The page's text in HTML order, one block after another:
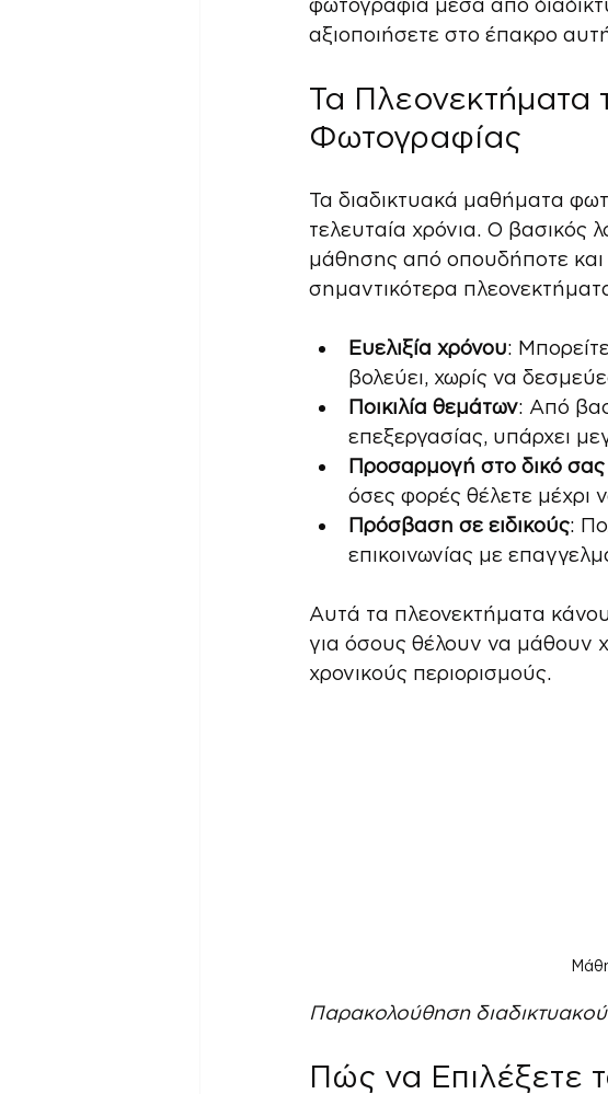
φωτογραφία μέσα από
αξιοποιήσετε στο έπακρο
Τα
Φωτογραφίας
Τα διαδικτυακά μαθήματα
τελευταία χρόνια. Ο βασικός
μάθησης από οπουδήποτε
σημαντικότερα
Ευελιξία χρόνου:
βολεύει, χωρίς να
Ποικιλία θεμάτων: Από
επεξεργασίας, υπάρχει
Προσαρμογή στο δικό
όσες φορές θέλετε μέχρι
Πρόσβαση σε ειδικούς:
επικοινωνίας με
Αυτά τα πλεονεκτήματα
για όσους θέλουν να μάθουν
χρονικούς περιορισμούς.
Παρακολούθηση
Πώς να Επιλέξετε